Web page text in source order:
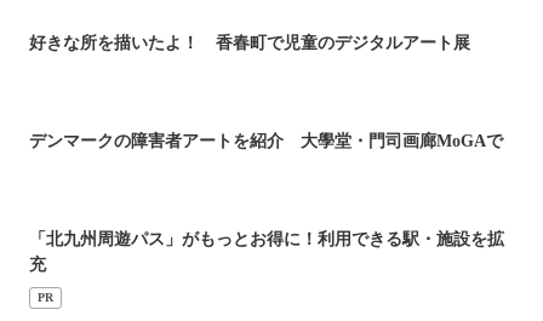
好きな所を描いたよ！ 香春町で児童のデジタルアート展
デンマークの障害者アートを紹介 大學堂・門司画廊MoGAで
「北九州周遊パス」がもっとお得に！利用できる駅・施設を拡
充
PR